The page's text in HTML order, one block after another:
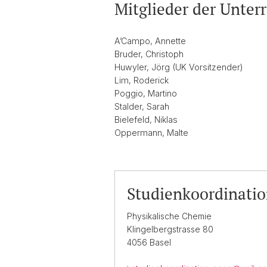
Mitglieder der
A’Campo, Annette
Bruder, Christoph
Huwyler, Jörg (UK Vorsitzender)
Lim, Roderick
Poggio, Martino
Stalder, Sarah
Bielefeld, Niklas
Oppermann, Malte
Physikalische Chemie
Klingelbergstrasse 80
4056 Basel